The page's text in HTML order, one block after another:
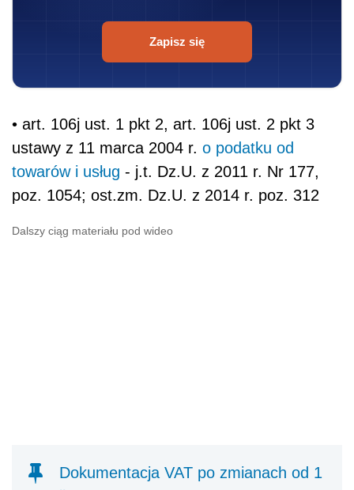
Zapisz się
• art. 106j ust. 1 pkt 2, art. 106j ust. 2 pkt 3
ustawy z 11 marca 2004 r. o podatku od
towarów i usług - j.t. Dz.U. z 2011 r. Nr 177,
poz. 1054; ost.zm. Dz.U. z 2014 r. poz. 312
Dalszy ciąg materiału pod wideo
Dokumentacja VAT po zmianach od 1